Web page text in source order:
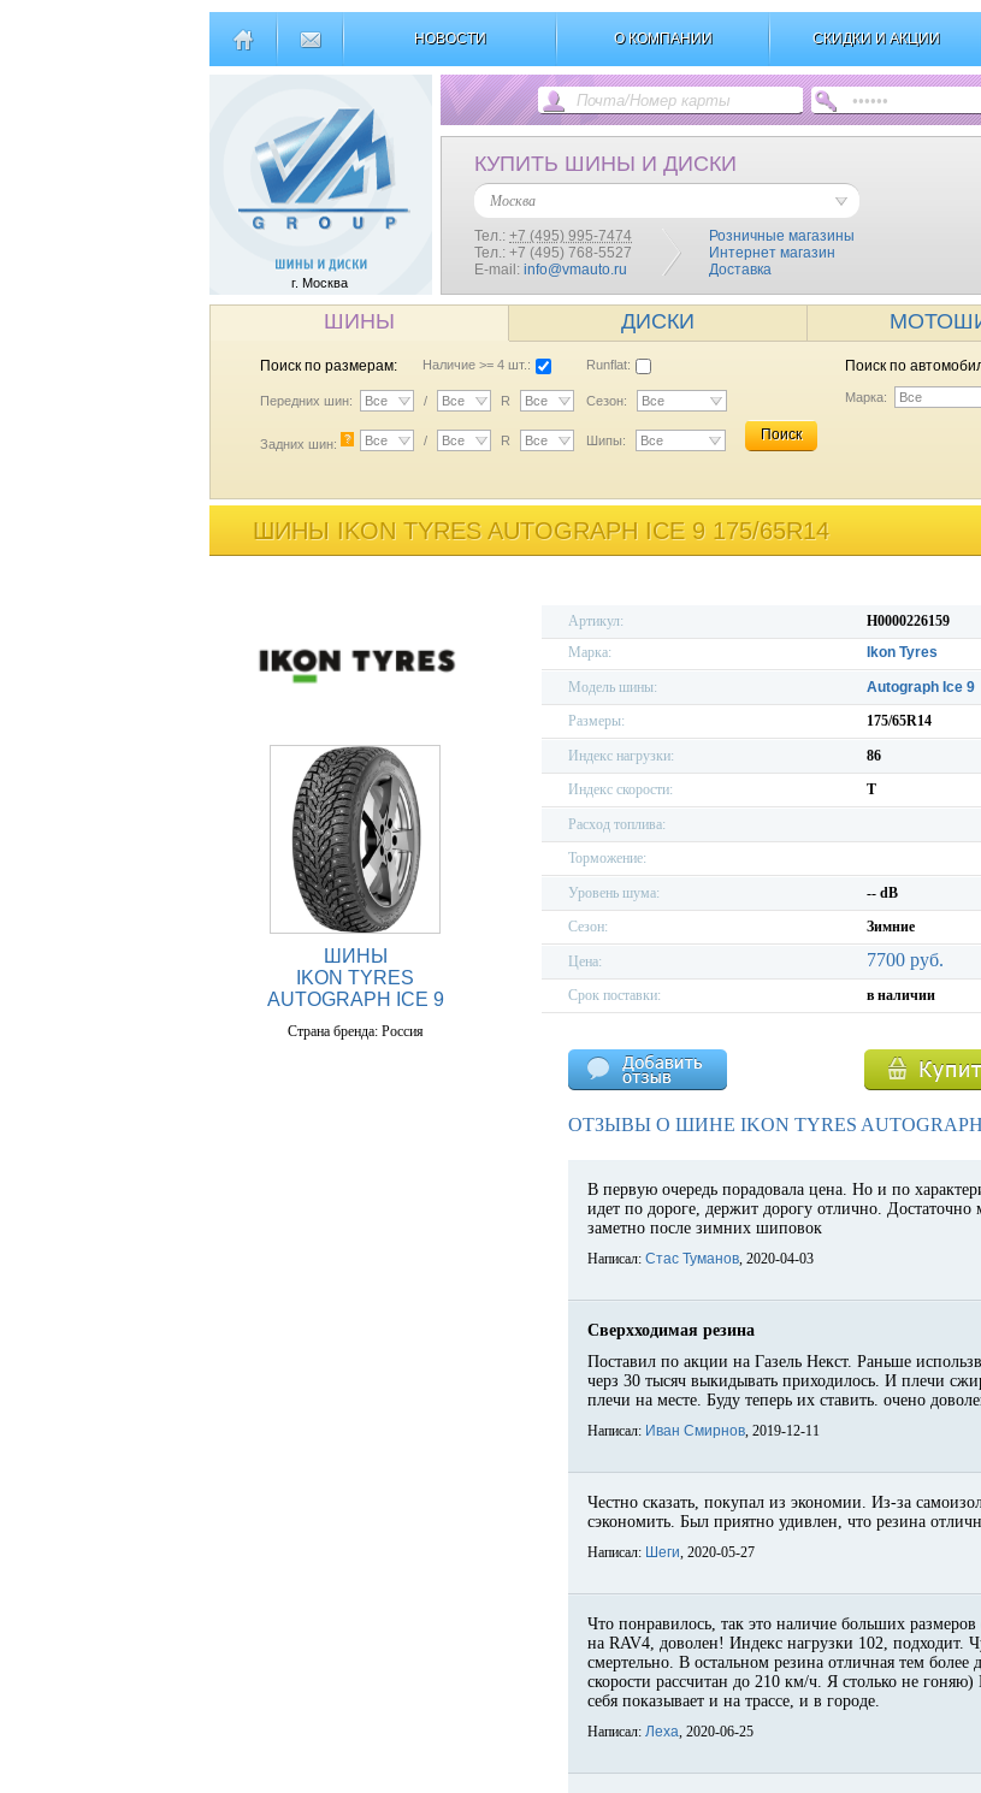
НОВОСТИ О КОМПАНИИ СКИДКИ И АКЦИИ
г. Москва
КУПИТЬ ШИНЫ И ДИСКИ
Москва
Тел.: +7 (495) 995-7474
Тел.: +7 (495) 768-5527
E-mail: info@vmauto.ru
Розничные магазины
Интернет магазин
Доставка
ШИНЫ ДИСКИ
Поиск по размерам: Наличие >= 4 шт.: Runflat:
Передних шин: Все / Все R Все Сезон: Все
Задних шин: ? Все / Все R Все Шипы: Все Поиск
Поиск по
Марка: Все
ШИНЫ IKON TYRES AUTOGRAPH ICE 9 175/65R14
ШИНЫ
IKON TYRES
AUTOGRAPH ICE 9
Страна бренда: Россия
Артикул:
H0000226159
Марка:
Ikon Tyres
Модель шины:
Autograph Ice 9
Размеры:
175/65R14
Индекс нагрузки:
86
Индекс скорости:
T
Расход топлива:
Торможение:
Уровень шума:
-- dB
Сезон:
Зимние
Цена: 7700 руб.
Срок поставки: в наличии
ОТЗЫВЫ О ШИНЕ IKON TYRES AUTOGRAPH
В первую очередь порадовала цена. Но и по
идет по дороге, держит дорогу отлично.
заметно после зимних шиповок
Написал: Стас Туманов, 2020-04-03
Сверхходимая резина
Поставил по акции на Газель Некст. Раньше
черз 30 тысяч выкидывать приходилось. И плечи
плечи на месте. Буду теперь их ставить. очено
Написал: Иван Смирнов, 2019-12-11
Честно сказать, покупал из экономии. Из-за
сэкономить. Был приятно удивлен, что резина
Написал: Шеги, 2020-05-27
Что понравилось, так это наличие больших
на RAV4, доволен! Индекс нагрузки 102, подходит.
смертельно. В остальном резина отличная тем
скорости рассчитан до 210 км/ч. Я столько не
себя показывает и на трассе, и в городе.
Написал: Леха, 2020-06-25